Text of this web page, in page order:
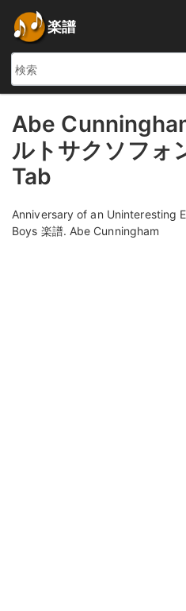
楽譜
Abe
ルトサクソフォ
Tab
Anniversary of an Uninteresting
Boys 楽譜. Abe Cunningham